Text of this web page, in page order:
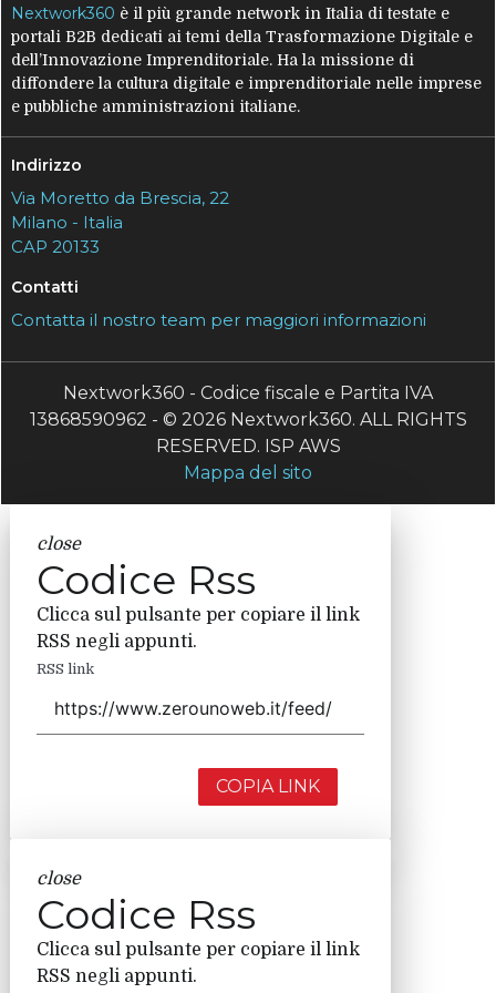
Nextwork360 è il più grande network in Italia di testate e
portali B2B dedicati ai temi della Trasformazione Digitale e
dell’Innovazione Imprenditoriale. Ha la missione di
diffondere la cultura digitale e imprenditoriale nelle imprese
e pubbliche amministrazioni italiane.
Indirizzo
Via Moretto da Brescia, 22
Milano - Italia
CAP 20133
Contatti
Contatta il nostro team per maggiori informazioni
Nextwork360 - Codice fiscale e Partita IVA
13868590962 - © 2026 Nextwork360. ALL RIGHTS
RESERVED. ISP AWS
Mappa del sito
close
Codice Rss
Clicca sul pulsante per copiare il link
RSS negli appunti.
RSS link
COPIA LINK
close
Codice Rss
Clicca sul pulsante per copiare il link
RSS negli appunti.